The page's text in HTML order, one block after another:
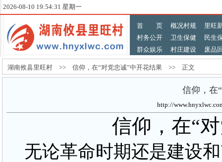
2026-08-10 19:54:32 星期一
首 页 概况村规
里旺
村务公开
卫生保健
民生
群众娱乐
村庄建设 废品
湖南攸县里旺村 >> 信仰，在“对党忠诚”中开花结果 >> 正文
信仰，在
http://
信仰，在“
无论革命时期还是建设